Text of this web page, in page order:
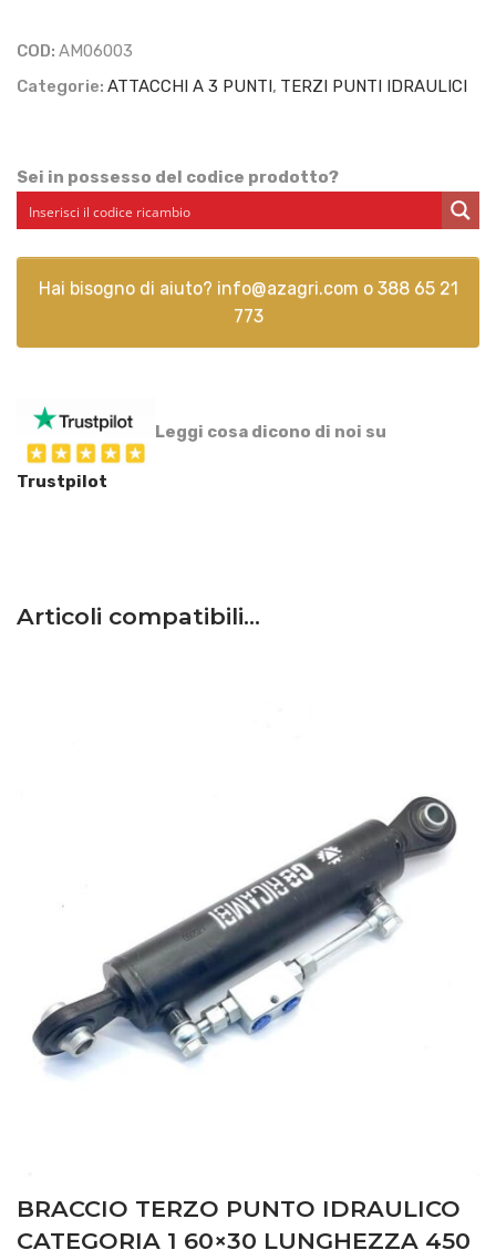
COD: AM06003
Categorie: ATTACCHI A 3 PUNTI, TERZI PUNTI IDRAULICI
Sei in possesso del codice prodotto?
Hai bisogno di aiuto? info@azagri.com o 388 65 21
773
Leggi cosa dicono di noi su
Trustpilot
Articoli compatibili…
BRACCIO TERZO PUNTO IDRAULICO
CATEGORIA 1 60×30 LUNGHEZZA 450